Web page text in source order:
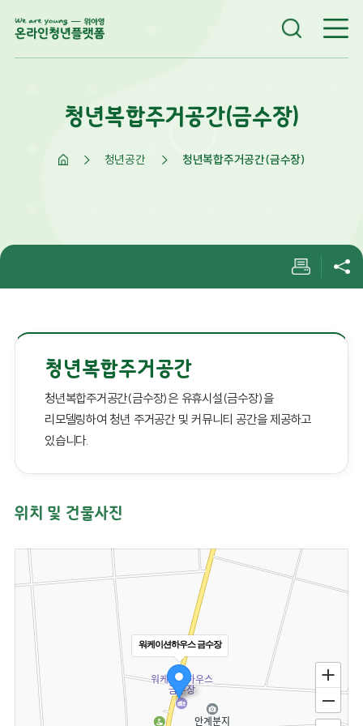
청년복합주거공간(금수장)
청년공간 청년복합주거공간(금수장)
청년복합주거공간
청년복합주거공간(금수장)은 유휴시설(금수장)을
리모델링하여 청년 주거공간 및 커뮤니티 공간을 제공하고
있습니다.
위치 및 건물사진
워케이션하우스 금수장